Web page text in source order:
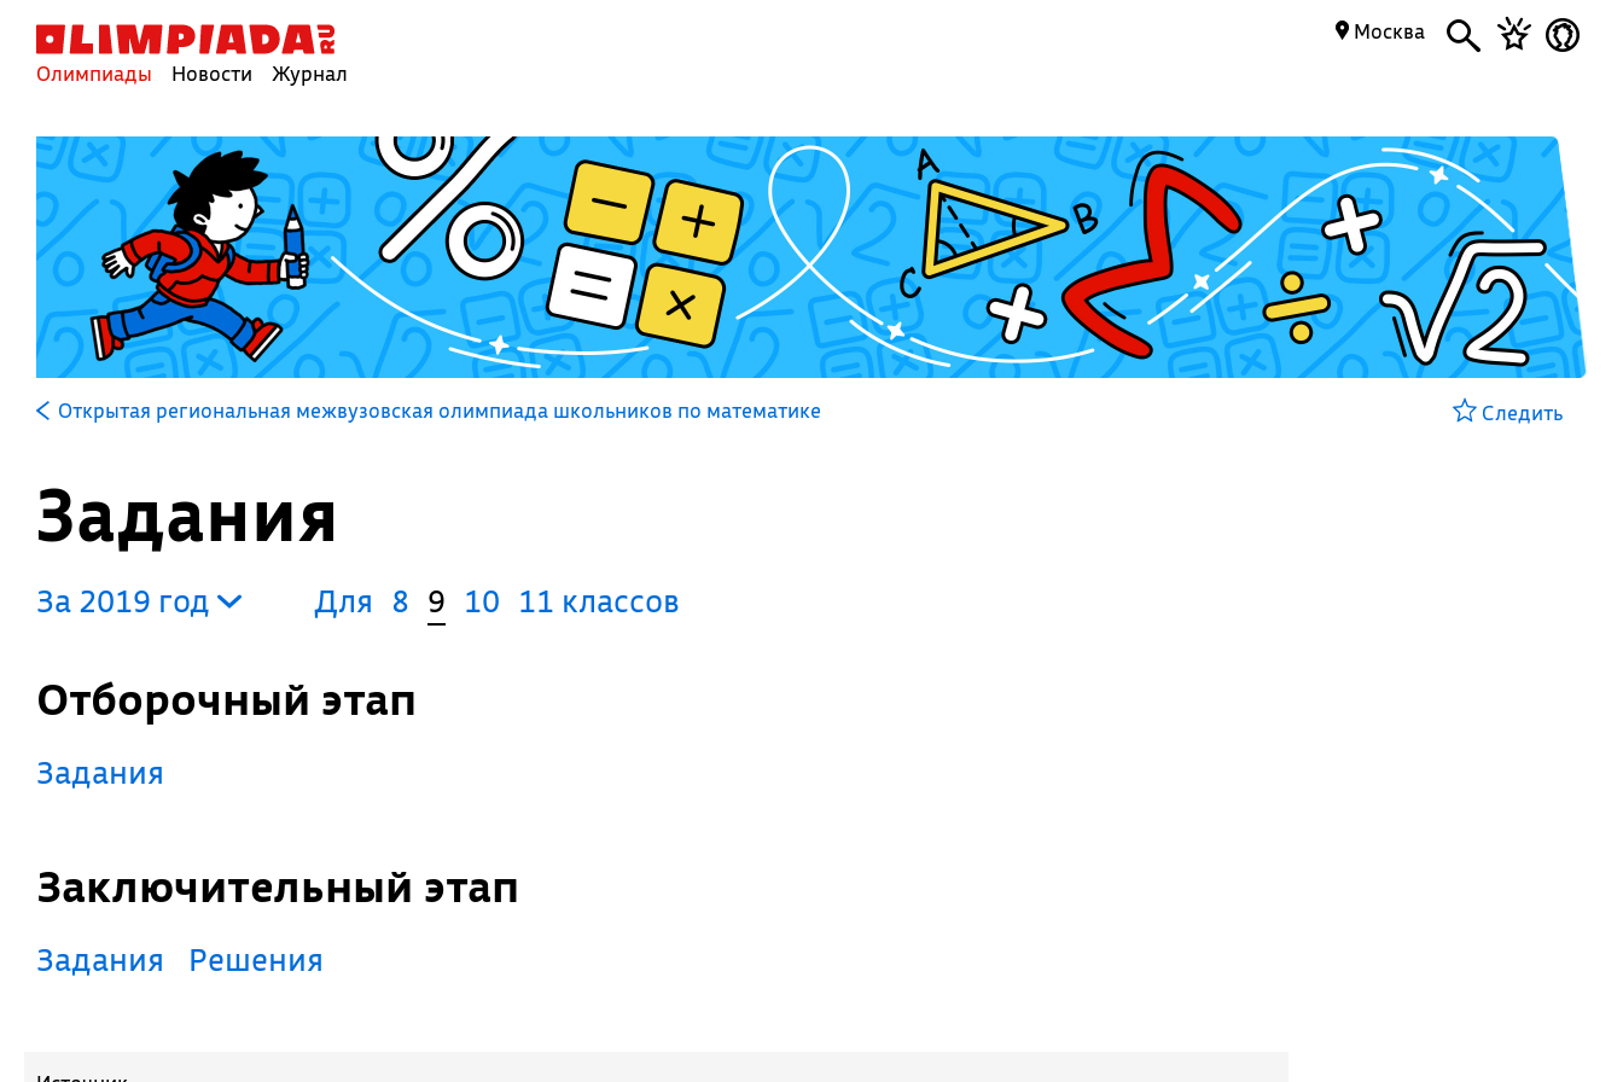
Олимпиады Новости Журнал
Москва
Открытая региональная межвузовская олимпиада школьников по математике Следить
Задания
За 2019 год Для 8 9 10 11 классов
Отборочный этап
Задания
Заключительный этап
Задания Решения